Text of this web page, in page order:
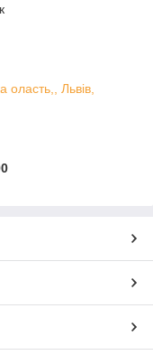
оласть,, Львів,